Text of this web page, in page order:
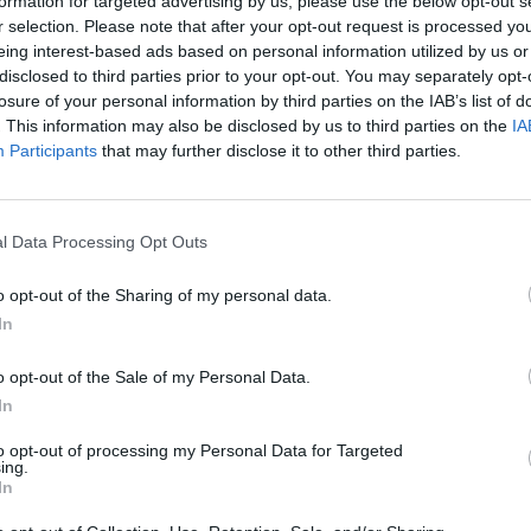
selection. Please note that after your opt-out request is processed
interest-based ads based on personal information utilized by us
to third parties prior to your opt-out. You may separately
of your personal information by third parties on the IAB’s list of
This information may also be disclosed by us to third parties on the
Participants that may further disclose it to other third parties.
Data Processing Opt Outs
opt-out of the Sharing of my personal data.
opt-out of the Sale of my Personal Data.
opt-out of processing my Personal Data for Targeted
körberepülte egy Greenpeace-aktivista szerdán
bugey-i atomerőművet, füstbombát helyezett
a létesítmény területén landolt, ahol azonnal
hogy szerda reggel a pilótát "azonnal észrevették és
a létesítményen kívül tartózkodott. A második személy a
a siklóernyőt vezető társát. A környezetvédő szervezet
elnökválasztás...
portfolio.hu hírarchívumához tartozik, melynek olvasása
tartalmazza: